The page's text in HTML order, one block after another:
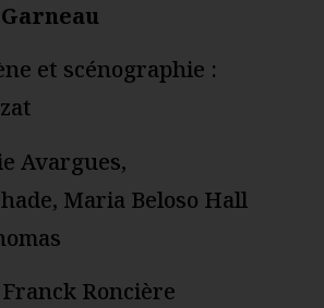
et scénographie :
Avargues,
Maria Beloso Hall
Roncière